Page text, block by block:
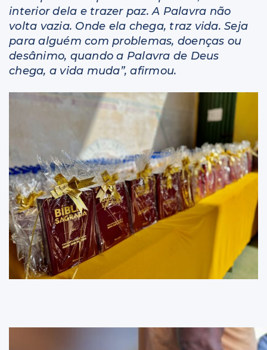
interior dela e trazer paz. A Palavra não
volta vazia. Onde ela chega, traz vida. Seja
para alguém com problemas, doenças ou
desânimo, quando a Palavra de Deus
chega, a vida muda”, afirmou.